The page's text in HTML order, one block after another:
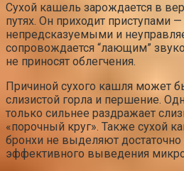
Сухой кашель зарождается в
путях. Он приходит приступами
непредсказуемыми и
сопровождается “лающим”
не приносят облегчения.
Причиной сухого кашля может
слизистой горла и першение.
только сильнее раздражает
«порочный круг». Также сухой
бронхи не выделяют достаточно
эффективного выведения